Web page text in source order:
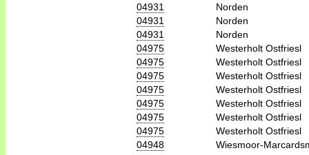
04931
Norden
04931
Norden
04931
Norden
04975
Westerholt Ostfriesl
04975
Westerholt Ostfriesl
04975
Westerholt Ostfriesl
04975
Westerholt Ostfriesl
04975
Westerholt Ostfriesl
04975
Westerholt Ostfriesl
04975
Westerholt Ostfriesl
04948
Wiesmoor-